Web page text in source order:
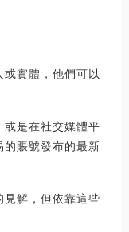
實體，他們可以
或是在社交媒體平
的賬號發布的最新
見解，但依靠這些